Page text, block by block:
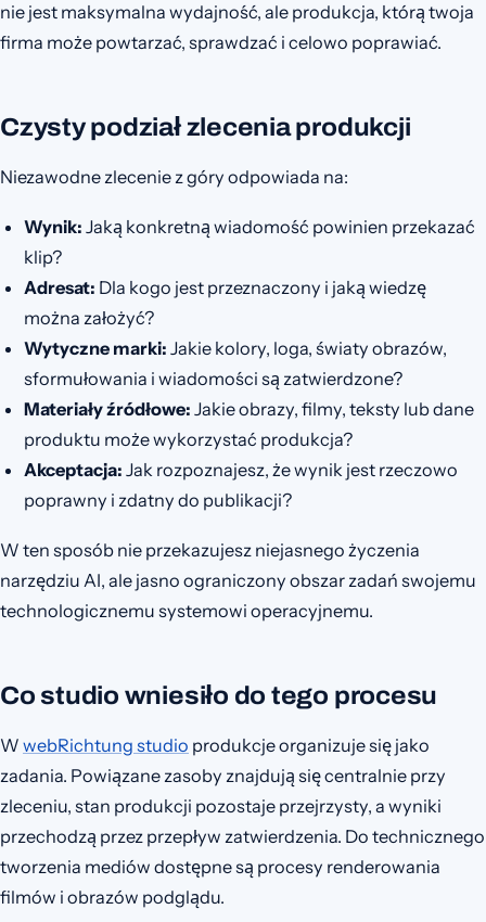
nie jest maksymalna wydajność, ale produkcja, którą twoja
firma może powtarzać, sprawdzać i celowo poprawiać.
Czysty podział zlecenia produkcji
Niezawodne zlecenie z góry odpowiada na:
Wynik: Jaką konkretną wiadomość powinien przekazać
klip?
Adresat: Dla kogo jest przeznaczony i jaką wiedzę
można założyć?
Wytyczne marki: Jakie kolory, loga, światy obrazów,
sformułowania i wiadomości są zatwierdzone?
Materiały źródłowe: Jakie obrazy, filmy, teksty lub dane
produktu może wykorzystać produkcja?
Akceptacja: Jak rozpoznajesz, że wynik jest rzeczowo
poprawny i zdatny do publikacji?
W ten sposób nie przekazujesz niejasnego życzenia
narzędziu AI, ale jasno ograniczony obszar zadań swojemu
technologicznemu systemowi operacyjnemu.
Co studio wniesiło do tego procesu
W webRichtung studio produkcje organizuje się jako
zadania. Powiązane zasoby znajdują się centralnie przy
zleceniu, stan produkcji pozostaje przejrzysty, a wyniki
przechodzą przez przepływ zatwierdzenia. Do technicznego
tworzenia mediów dostępne są procesy renderowania
filmów i obrazów podglądu.